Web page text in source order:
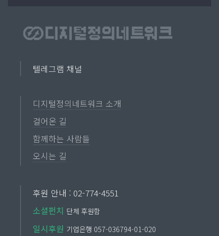
텔레그램 채널
디지털정의네트워크 소개
걸어온 길
함께하는 사람들
오시는 길
후원 안내 : 02-774-4551
소셜펀치 단체 후원함
일시후원 기업은행 057-036794-01-020